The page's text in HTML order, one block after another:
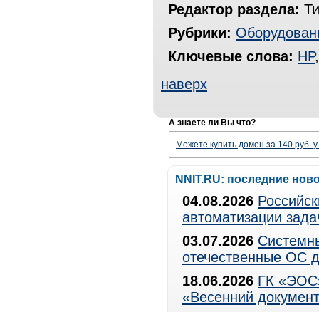
Редактор раздела:
Рубрики:
Ключевые слова: HP
наверх
А знаете ли Вы что?
Можете купить домен за 140 руб.
NNIT.RU: последние
04.08.2026
автоматизации
03.07.2026
отечественные ОС
18.06.2026 ГК
«Весенний